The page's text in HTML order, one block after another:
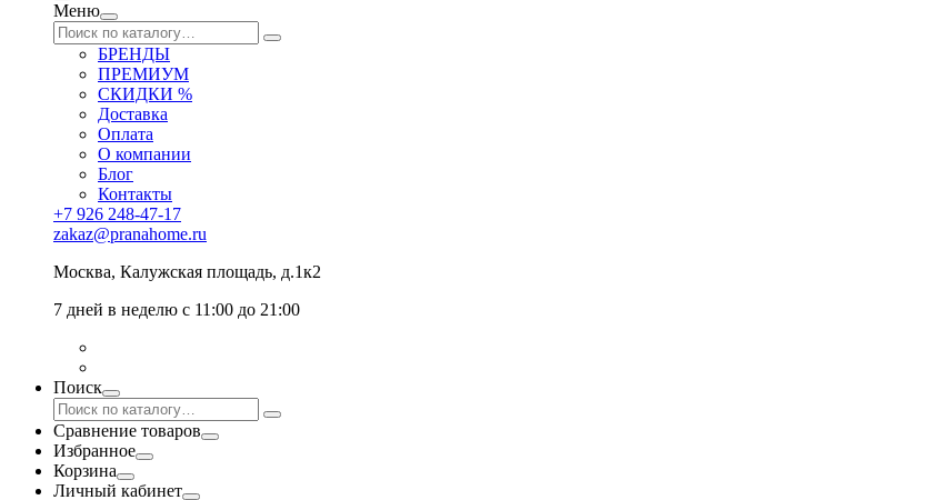
Меню
БРЕНДЫ
ПРЕМИУМ
СКИДКИ %
Доставка
Оплата
О компании
Блог
Контакты
+7 926 248-47-17
zakaz@pranahome.ru
Москва, Калужская площадь, д.1к2
7 дней в неделю с 11:00 до 21:00
Поиск
Сравнение товаров
Избранное
Корзина
Личный кабинет